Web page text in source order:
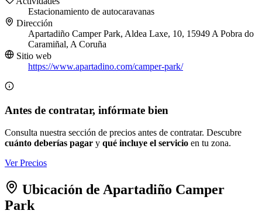
Estacionamiento de autocaravanas
Dirección
Apartadiño Camper Park, Aldea Laxe, 10, 15949 A Pobra do
Caramiñal, A Coruña
Sitio web
https://www.apartadino.com/camper-park/
Antes de contratar, infórmate bien
Consulta nuestra sección de precios antes de contratar. Descubre
cuánto deberías pagar y qué incluye el servicio en tu zona.
Ver Precios
Ubicación de Apartadiño Camper
Park